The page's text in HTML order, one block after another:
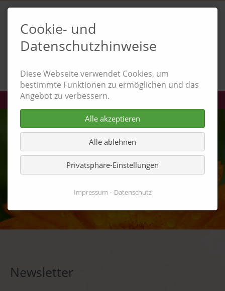
almut.handwerk@gmail.com
Newsletter
Cookie- und
Datenschutzhinweise
Diese Webseite verwendet Cookies, um
bestimmte Funktionen zu ermöglichen und das
Angebot zu verbessern.
Alle akzeptieren
Alle ablehnen
Privatsphäre-Einstellungen
Impressum Datenschutz